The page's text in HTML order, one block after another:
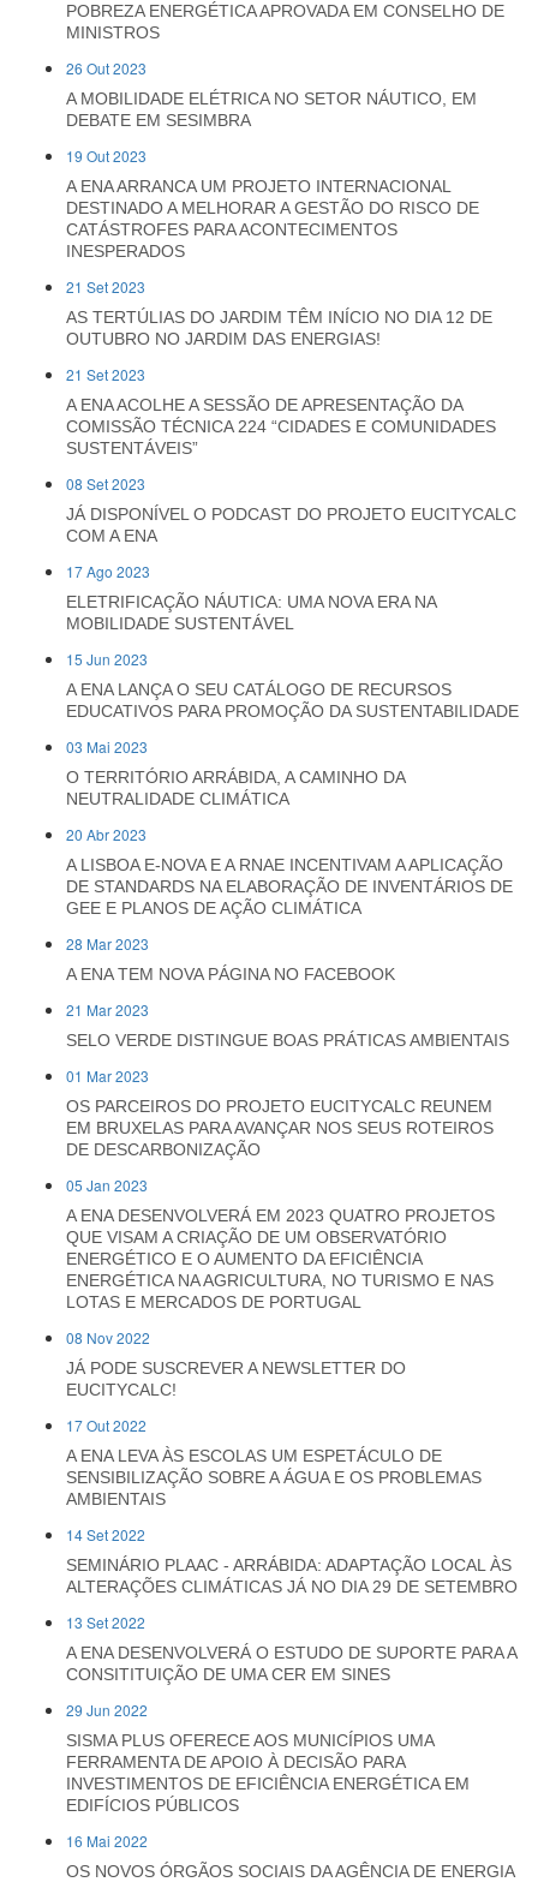
POBREZA ENERGÉTICA APROVADA EM CONSELHO DE
MINISTROS
26 Out 2023
A MOBILIDADE ELÉTRICA NO SETOR NÁUTICO, EM
DEBATE EM SESIMBRA
19 Out 2023
A ENA ARRANCA UM PROJETO INTERNACIONAL
DESTINADO A MELHORAR A GESTÃO DO RISCO DE
CATÁSTROFES PARA ACONTECIMENTOS
INESPERADOS
21 Set 2023
AS TERTÚLIAS DO JARDIM TÊM INÍCIO NO DIA 12 DE
OUTUBRO NO JARDIM DAS ENERGIAS!
21 Set 2023
A ENA ACOLHE A SESSÃO DE APRESENTAÇÃO DA
COMISSÃO TÉCNICA 224 “CIDADES E COMUNIDADES
SUSTENTÁVEIS”
08 Set 2023
JÁ DISPONÍVEL O PODCAST DO PROJETO EUCITYCALC
COM A ENA
17 Ago 2023
ELETRIFICAÇÃO NÁUTICA: UMA NOVA ERA NA
MOBILIDADE SUSTENTÁVEL
15 Jun 2023
A ENA LANÇA O SEU CATÁLOGO DE RECURSOS
EDUCATIVOS PARA PROMOÇÃO DA SUSTENTABILIDADE
03 Mai 2023
O TERRITÓRIO ARRÁBIDA, A CAMINHO DA
NEUTRALIDADE CLIMÁTICA
20 Abr 2023
A LISBOA E-NOVA E A RNAE INCENTIVAM A APLICAÇÃO
DE STANDARDS NA ELABORAÇÃO DE INVENTÁRIOS DE
GEE E PLANOS DE AÇÃO CLIMÁTICA
28 Mar 2023
A ENA TEM NOVA PÁGINA NO FACEBOOK
21 Mar 2023
SELO VERDE DISTINGUE BOAS PRÁTICAS AMBIENTAIS
01 Mar 2023
OS PARCEIROS DO PROJETO EUCITYCALC REUNEM
EM BRUXELAS PARA AVANÇAR NOS SEUS ROTEIROS
DE DESCARBONIZAÇÃO
05 Jan 2023
A ENA DESENVOLVERÁ EM 2023 QUATRO PROJETOS
QUE VISAM A CRIAÇÃO DE UM OBSERVATÓRIO
ENERGÉTICO E O AUMENTO DA EFICIÊNCIA
ENERGÉTICA NA AGRICULTURA, NO TURISMO E NAS
LOTAS E MERCADOS DE PORTUGAL
08 Nov 2022
JÁ PODE SUSCREVER A NEWSLETTER DO
EUCITYCALC!
17 Out 2022
A ENA LEVA ÀS ESCOLAS UM ESPETÁCULO DE
SENSIBILIZAÇÃO SOBRE A ÁGUA E OS PROBLEMAS
AMBIENTAIS
14 Set 2022
SEMINÁRIO PLAAC - ARRÁBIDA: ADAPTAÇÃO LOCAL ÀS
ALTERAÇÕES CLIMÁTICAS JÁ NO DIA 29 DE SETEMBRO
13 Set 2022
A ENA DESENVOLVERÁ O ESTUDO DE SUPORTE PARA A
CONSITITUIÇÃO DE UMA CER EM SINES
29 Jun 2022
SISMA PLUS OFERECE AOS MUNICÍPIOS UMA
FERRAMENTA DE APOIO À DECISÃO PARA
INVESTIMENTOS DE EFICIÊNCIA ENERGÉTICA EM
EDIFÍCIOS PÚBLICOS
16 Mai 2022
OS NOVOS ÓRGÃOS SOCIAIS DA AGÊNCIA DE ENERGIA